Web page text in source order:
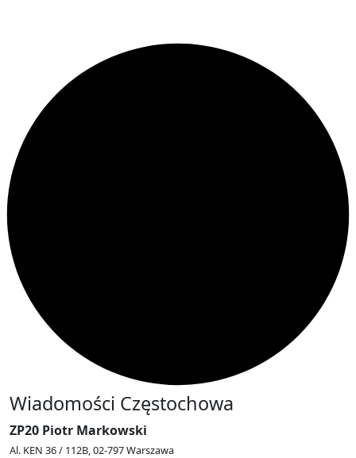
Wiadomości Częstochowa
ZP20 Piotr Markowski
Al. KEN 36 / 112B, 02-797 Warszawa